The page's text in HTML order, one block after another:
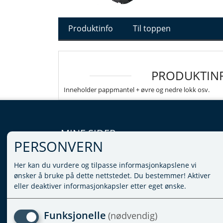
Produktinfo Til toppen
Inneholder pappmantel + øvre og nedre lokk osv.
MINE SIDER
LOGG INN
VILKÅR
PERSONVERNERKLÆRING
ADMINISTRER COOKIES
PERSONVERN
Her kan du vurdere og tilpasse informasjonkapslene vi
ønsker å bruke på dette nettstedet. Du bestemmer! Aktiver
eller deaktiver informasjonkapsler etter eget ønske.
Funksjonelle (nødvendig)